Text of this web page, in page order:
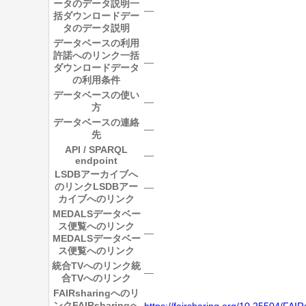
ータのデータ説明一
括ダウンロードデー
タのデータ説明
―
データベースの利用
許諾へのリンク一括
ダウンロードデータ
の利用条件
―
データベースの使い
方
―
データベースの連絡
先
―
API / SPARQL
endpoint
―
LSDBアーカイブへ
のリンクLSDBアー
カイブへのリンク
―
MEDALSデータベー
ス便覧へのリンク
MEDALSデータベー
ス便覧へのリンク
―
統合TVへのリンク統
合TVへのリンク
―
FAIRsharingへのリ